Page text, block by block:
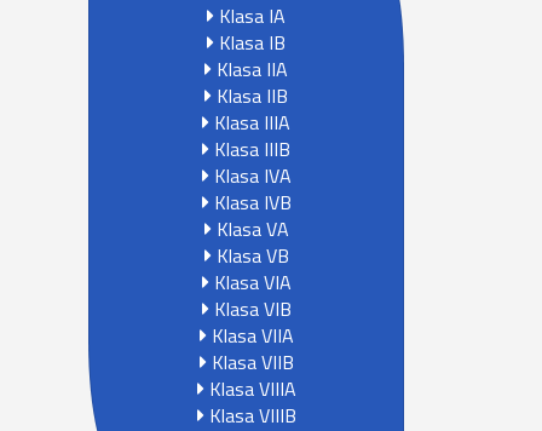
Klasa IA
Klasa IB
Klasa IIA
Klasa IIB
Klasa IIIA
Klasa IIIB
Klasa IVA
Klasa IVB
Klasa VA
Klasa VB
Klasa VIA
Klasa VIB
Klasa VIIA
Klasa VIIB
Klasa VIIIA
Klasa VIIIB